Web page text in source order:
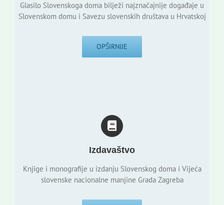
Glasilo Slovenskoga doma bilježi najznačajnije događaje u
Slovenskom domu i Savezu slovenskih društava u Hrvatskoj
OPŠIRNIJE
Izdavaštvo
Knjige i monografije u izdanju Slovenskog doma i Vijeća
slovenske nacionalne manjine Grada Zagreba